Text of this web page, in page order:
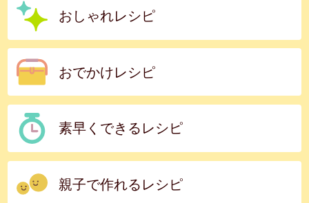
おしゃれレシピ
おでかけレシピ
素早くできるレシピ
親子で作れるレシピ